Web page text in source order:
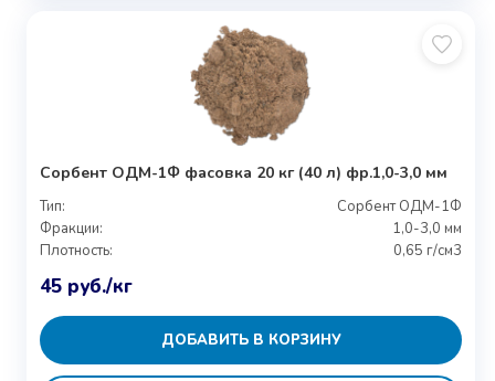
Сорбент ОДМ-1Ф фасовка 20 кг (40 л) фр.1,0-3,0 мм
Тип:
Сорбент ОДМ-1Ф
Фракции:
1,0-3,0 мм
Плотность:
0,65 г/см3
45 руб./кг
ДОБАВИТЬ В КОРЗИНУ